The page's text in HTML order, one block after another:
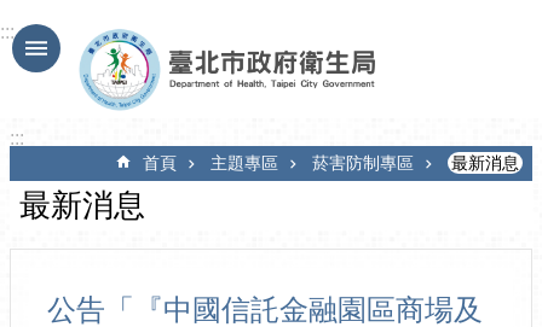
跳到主要內容區塊
:::
:::
首頁 主題專區 菸害防制專區 最新消息
最新消息
公告「『中國信託金融園區商場及